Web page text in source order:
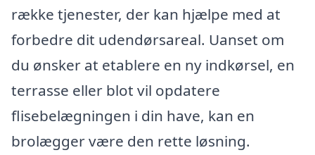
række tjenester, der kan hjælpe med at
forbedre dit udendørsareal. Uanset om
du ønsker at etablere en ny indkørsel, en
terrasse eller blot vil opdatere
flisebelægningen i din have, kan en
brolægger være den rette løsning.